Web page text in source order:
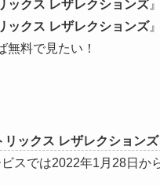
ックス レザレクションズ
ックス レザレクションズ
無料で見たい！
リックス レザレクションズ
スでは2022年1月28日か